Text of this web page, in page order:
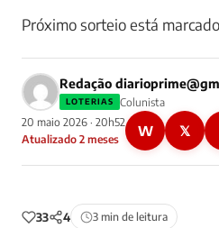
Próximo sorteio está
Redação
LOTERIAS
Colunista
20 maio 2026 · 20h52
Atualizado 2 meses
W 𝕏
33 4 3 min de leitura